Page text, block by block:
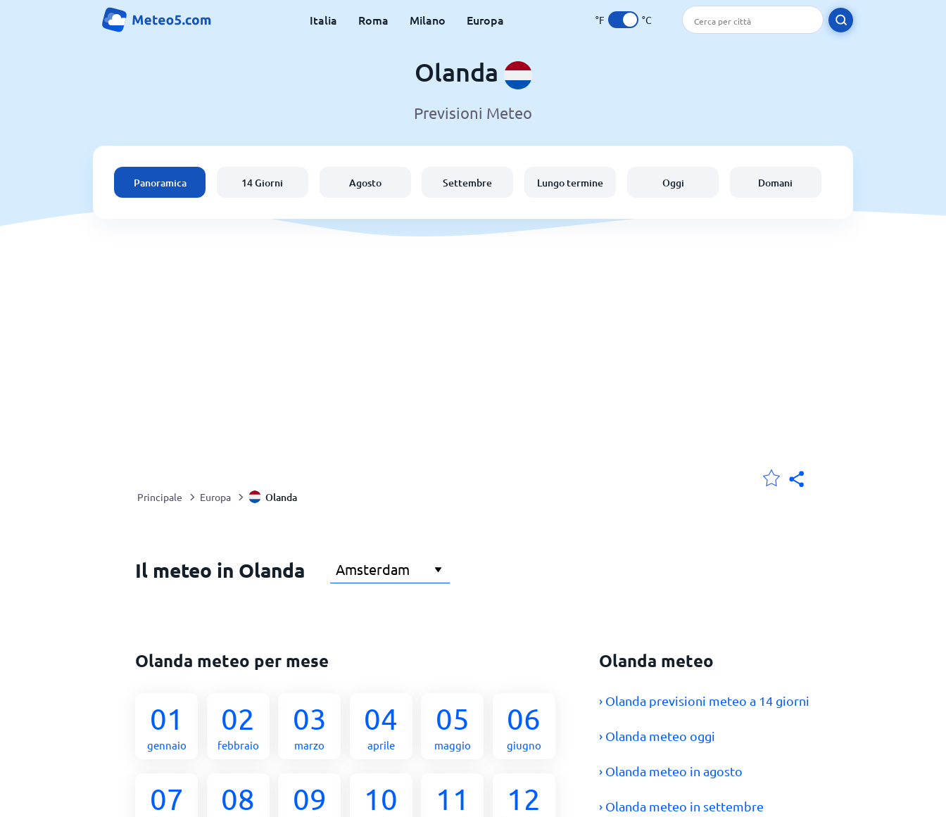
Italia Roma Milano Europa °F °C
Olanda
Previsioni Meteo
Panoramica 14 Giorni Agosto Settembre Lungo termine Oggi Domani
Principale Europa Olanda
Il meteo in Olanda
Olanda meteo per mese
01
gennaio
02
febbraio
03
marzo
04
aprile
05
maggio
06
giugno
07 08 09 10 11 12
Olanda meteo
› Olanda previsioni meteo a 14 giorni
› Olanda meteo oggi
› Olanda meteo in agosto
› Olanda meteo in settembre